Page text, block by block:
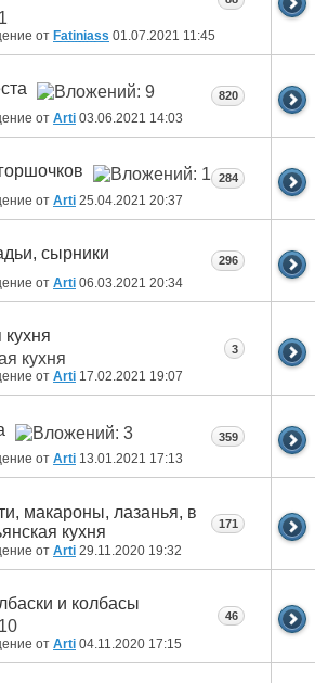
от Fatiniass 01.07.2021 11:45
от Arti 03.06.2021 14:03
820
от Arti 25.04.2021 20:37
284
сырники
от Arti 06.03.2021 20:34
296
кухня
от Arti 17.02.2021 19:07
3
от Arti 13.01.2021 17:13
359
макароны, лазанья, в
кухня
от Arti 29.11.2020 19:32
171
и колбасы
от Arti 04.11.2020 17:15
46